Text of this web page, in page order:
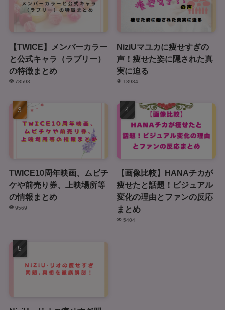
【TWICE】メンバーカラー
と公式キャラ（ラブリー）
の特徴まとめ
78593
NiziUマユカに痩せすぎの
声！痩せた姿に隠された真
実に迫る
13934
TWICE10周年映画、ムビチ
ケや前売り券、上映場所等
の情報まとめ
9569
【画像比較】HANAチカが
痩せたと話題！ビジュアル
変化の理由とファンの反応
まとめ
5404